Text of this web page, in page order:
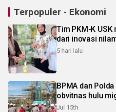
Terpopuler - Ekonomi
Tim PKM-K USK
dari inovasi
5 hari lalu
BPMA dan
obvitnas hulu
Jul 15th